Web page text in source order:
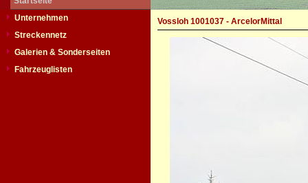
Unternehmen
Streckennetz
Galerien & Sonderseiten
Fahrzeuglisten
Vossloh 1001037 - ArcelorMittal